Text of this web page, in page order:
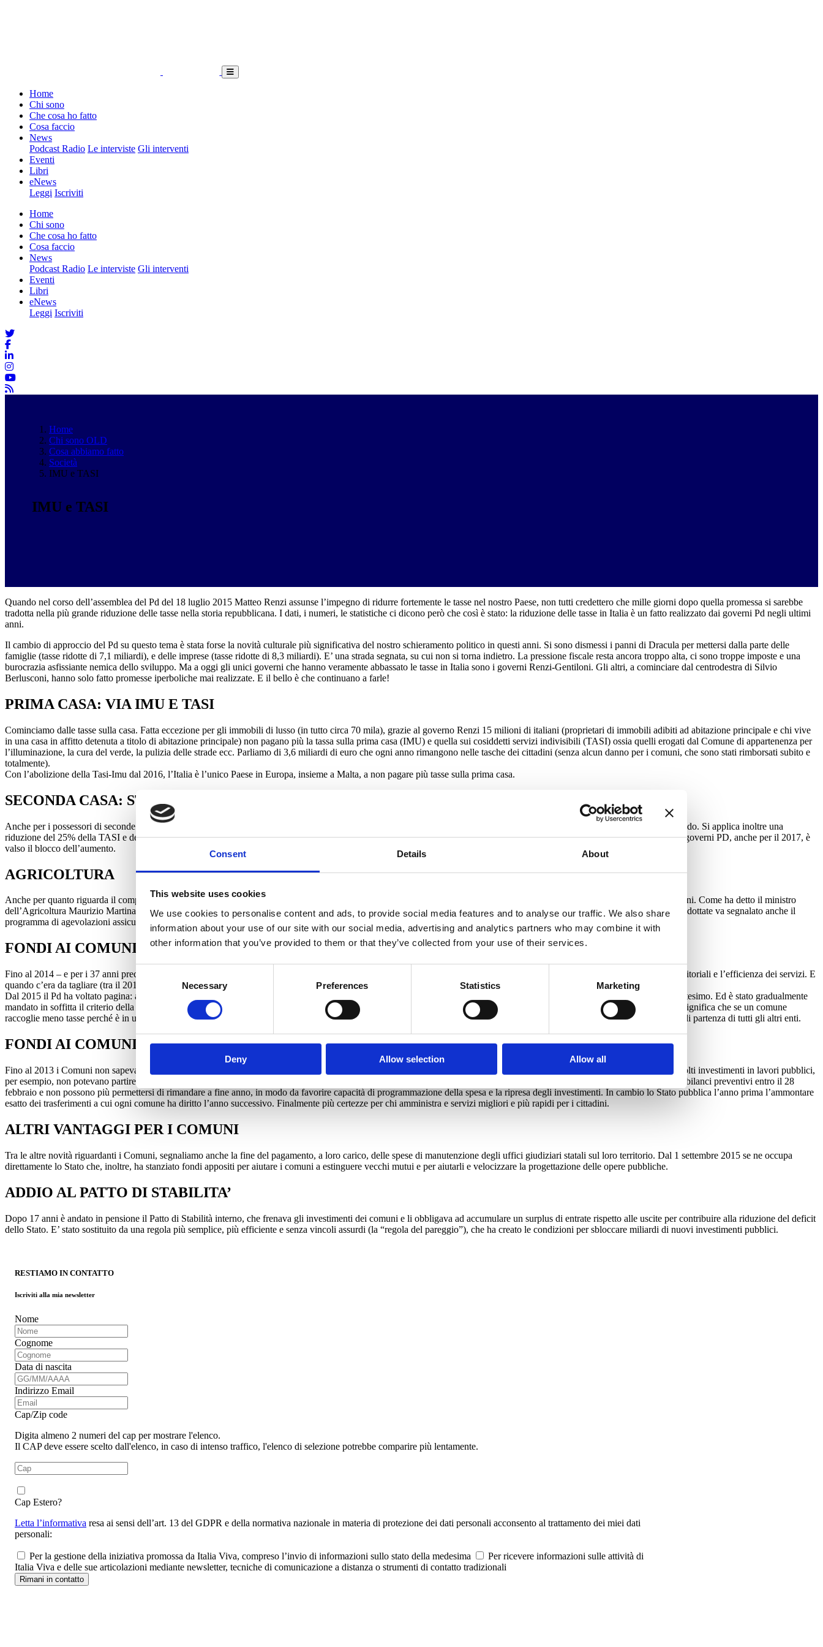
Consent Details About
This website uses cookies
We use cookies to personalise content and ads, to provide social media features and to analyse our traffic. We also share
information about your use of our site with our social media, advertising and analytics partners who may combine it with
other information that you’ve provided to them or that they’ve collected from your use of their services.
Consent
Selection
Necessary Preferences Statistics Marketing
Deny Allow selection Allow all
Home
Chi sono
Che cosa ho fatto
Cosa faccio
News
Podcast Radio Le interviste Gli interventi
Eventi
Libri
eNews
Leggi Iscriviti
Home
Chi sono
Che cosa ho fatto
Cosa faccio
News
Podcast Radio Le interviste Gli interventi
Eventi
Libri
eNews
Leggi Iscriviti
Home
Chi sono OLD
Cosa abbiamo fatto
Società
IMU e TASI
IMU e TASI
Quando nel corso dell’assemblea del Pd del 18 luglio 2015 Matteo Renzi assunse l’impegno di ridurre fortemente le tasse nel nostro Paese, non tutti credettero che mille giorni dopo quella promessa si sarebbe
tradotta nella più grande riduzione delle tasse nella storia repubblicana. I dati, i numeri, le statistiche ci dicono però che così è stato: la riduzione delle tasse in Italia è un fatto realizzato dai governi Pd negli ultimi
anni.
Il cambio di approccio del Pd su questo tema è stata forse la novità culturale più significativa del nostro schieramento politico in questi anni. Si sono dismessi i panni di Dracula per mettersi dalla parte delle
famiglie (tasse ridotte di 7,1 miliardi), e delle imprese (tasse ridotte di 8,3 miliardi). E’ una strada segnata, su cui non si torna indietro. La pressione fiscale resta ancora troppo alta, ci sono troppe imposte e una
burocrazia asfissiante nemica dello sviluppo. Ma a oggi gli unici governi che hanno veramente abbassato le tasse in Italia sono i governi Renzi-Gentiloni. Gli altri, a cominciare dal centrodestra di Silvio
Berlusconi, hanno solo fatto promesse iperboliche mai realizzate. E il bello è che continuano a farle!
PRIMA CASA: VIA IMU E TASI
Cominciamo dalle tasse sulla casa. Fatta eccezione per gli immobili di lusso (in tutto circa 70 mila), grazie al governo Renzi 15 milioni di italiani (proprietari di immobili adibiti ad abitazione principale e chi vive
in una casa in affitto detenuta a titolo di abitazione principale) non pagano più la tassa sulla prima casa (IMU) e quella sui cosiddetti servizi indivisibili (TASI) ossia quelli erogati dal Comune di appartenenza per
l’illuminazione, la cura del verde, la pulizia delle strade ecc. Parliamo di 3,6 miliardi di euro che ogni anno rimangono nelle tasche dei cittadini (senza alcun danno per i comuni, che sono stati rimborsati subito e
totalmente).
Con l’abolizione della Tasi-Imu dal 2016, l’Italia è l’unico Paese in Europa, insieme a Malta, a non pagare più tasse sulla prima casa.
SECONDA CASA: STOP AGLI AUMENTI
Anche per i possessori di seconde case esistono riduzioni e sconti IMU e TASI. Una prima riduzione si applica agli immobili concessi in comodato gratuito a parenti di primo grado. Si applica inoltre una
riduzione del 25% della TASI e dell’IMU sulla seconda casa se l’immobile è affittato a canone concordato. Inoltre i Comuni non possono aumentare le imposte. Infatti, grazie ai governi PD, anche per il 2017, è
valso il blocco dell’aumento.
AGRICOLTURA
Anche per quanto riguarda il comparto agricolo, il Pd ha lavorato per tutelare il reddito delle imprese con sostegni concreti a partire dall’eliminazione dell’Irap e dell’Imu sui terreni. Come ha detto il ministro
dell’Agricoltura Maurizio Martina “meno tasse e più semplificazione e investimenti per sostenere un settore strategico anche per la lotta alla disoccupazione”. Tra le altre misure adottate va segnalato anche il
programma di agevolazioni assicurative in agricoltura contro le calamità naturali, più fondi per il rinnovo della macchine agricole e meno tasse per gli allevatori.
FONDI AI COMUNI: NIENTE TAGLI
Fino al 2014 – e per i 37 anni precedenti – i trasferimenti ai Comuni erano basati sul criterio della spesa storica, vale a dire venivano distribuiti senza considerare le differenze territoriali e l’efficienza dei servizi. E
quando c’era da tagliare (tra il 2010 e il 2014 i comuni si sono visti privare ben 7,2 miliardi di euro di trasferimento), la logica era quella dei tagli lineari.
Dal 2015 il Pd ha voltato pagina: a eccezione di 1,2 miliardi tagliati nel 2015 per finanziare gli 80 euro, i trasferimenti ordinari ai comuni non sono stati tagliati neppure di un centesimo. Ed è stato gradualmente
mandato in soffitta il criterio della spesa storica: ora i trasferimenti ai comuni sono distribuiti tenendo conto delle reali necessità degli enti e delle loro differenze territoriali: il che significa che se un comune
raccoglie meno tasse perché è in un territorio meno ricco e ha costi dei servizi maggiori a causa delle caratteristiche territoriali, lo Stato interviene per metterlo sullo stesso livello di partenza di tutti gli altri enti.
FONDI AI COMUNI: TEMPI CERTI
Fino al 2013 i Comuni non sapevano mai esattamente quanto avrebbero ricevuto dallo Stato e infatti approvavano i loro bilanci preventivi a fine anno con la conseguenza che molti investimenti in lavori pubblici,
per esempio, non potevano partire o partivano con grande ritardo. Il Pd ha messo fine alla stagione delle proroghe e dell’incertezza. I comuni hanno l’obbligo di presentare i loro bilanci preventivi entro il 28
febbraio e non possono più permettersi di rimandare a fine anno, in modo da favorire capacità di programmazione della spesa e la ripresa degli investimenti. In cambio lo Stato pubblica l’anno prima l’ammontare
esatto dei trasferimenti a cui ogni comune ha diritto l’anno successivo. Finalmente più certezze per chi amministra e servizi migliori e più rapidi per i cittadini.
ALTRI VANTAGGI PER I COMUNI
Tra le altre novità riguardanti i Comuni, segnaliamo anche la fine del pagamento, a loro carico, delle spese di manutenzione degli uffici giudiziari statali sul loro territorio. Dal 1 settembre 2015 se ne occupa
direttamente lo Stato che, inoltre, ha stanziato fondi appositi per aiutare i comuni a estinguere vecchi mutui e per aiutarli e velocizzare la progettazione delle opere pubbliche.
ADDIO AL PATTO DI STABILITA’
Dopo 17 anni è andato in pensione il Patto di Stabilità interno, che frenava gli investimenti dei comuni e li obbligava ad accumulare un surplus di entrate rispetto alle uscite per contribuire alla riduzione del deficit
dello Stato. E’ stato sostituito da una regola più semplice, più efficiente e senza vincoli assurdi (la “regola del pareggio”), che ha creato le condizioni per sbloccare miliardi di nuovi investimenti pubblici.
RESTIAMO IN CONTATTO
Iscriviti alla mia newsletter
Nome
Cognome
Data di nascita
Indirizzo Email
Cap/Zip code
Digita almeno 2 numeri del cap per mostrare l'elenco.
Il CAP deve essere scelto dall'elenco, in caso di intenso traffico, l'elenco di selezione potrebbe comparire più lentamente.
Cap Estero?
Letta l’informativa resa ai sensi dell’art. 13 del GDPR e della normativa nazionale in materia di protezione dei dati personali acconsento al trattamento dei miei dati
personali:
Per la gestione della iniziativa promossa da Italia Viva, compreso l’invio di informazioni sullo stato della medesima
Per ricevere informazioni sulle attività di
Italia Viva e delle sue articolazioni mediante newsletter, tecniche di comunicazione a distanza o strumenti di contatto tradizionali
Rimani in contatto